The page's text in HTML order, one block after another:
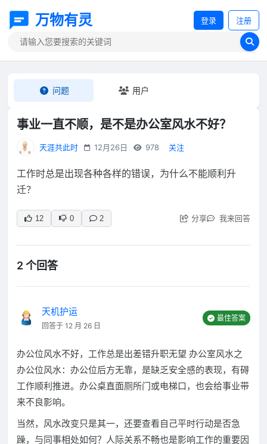
万物有灵 登录 注册
问题 用户
事业一直不顺，是不是办公室风水不好？
天涯共此时 12月26日 978 关注
工作时总是出现各种各样的错误，为什么不能顺利升
迁？
12 0 2 分享 我来回答
2 个回答
天机护运
回答于 12 月 26 日
最佳答案
办公位风水不好，工作总是出差错升职无望 办公室风水之
办公位风水：办公位后方无靠，是缺乏安全感的表现，有碍
工作顺利推进。办公桌直面厕所门或电梯口，也会给事业带
来不良影响。
当然，风水改变只是其一，还要查看自己平时行动是否急
躁，与同事相处如何？人际关系不畅也是影响工作的重要因